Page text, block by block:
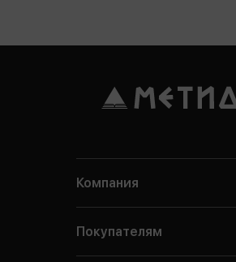
Компания
Покупателям